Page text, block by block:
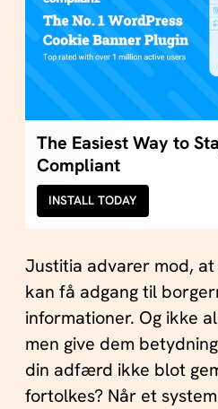
The Easiest Way to
Compliant
INSTALL TODAY
Justitia advarer mod,
kan få adgang til
informationer. Og ikke
men give dem
din adfærd ikke blot
fortolkes? Når et